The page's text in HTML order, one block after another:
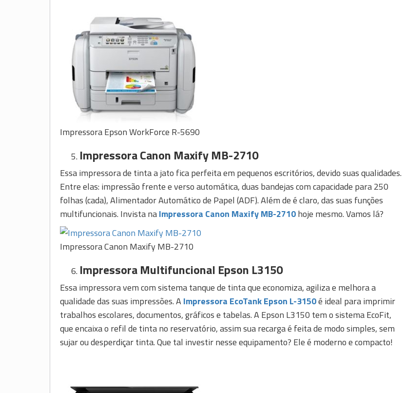
Impressora Epson WorkForce R-5690
Impressora Canon Maxify MB-2710
Essa impressora de tinta a jato fica perfeita em pequenos escritórios, devido suas qualidades.
Entre elas: impressão frente e verso automática, duas bandejas com capacidade para 250
folhas (cada), Alimentador Automático de Papel (ADF). Além de é claro, das suas funções
multifuncionais. Invista naImpressora Canon Maxify MB-2710hoje mesmo. Vamos lá?
Impressora Canon Maxify MB-2710
Impressora Multifuncional Epson L3150
Essa impressora vem com sistema tanque de tinta que economiza, agiliza e melhora a
qualidade das suas impressões. AImpressora EcoTank Epson L-3150é ideal para imprimir
trabalhos escolares, documentos, gráficos e tabelas. A Epson L3150 tem o sistema EcoFit,
que encaixa o refil de tinta no reservatório, assim sua recarga é feita de modo simples, sem
sujar ou desperdiçar tinta. Que tal investir nesse equipamento? Ele é moderno e compacto!